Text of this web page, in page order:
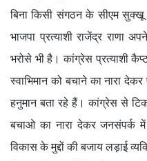
बिना किसी संगठन के सीएम
भाजपा प्रत्याशी राजेंद्र राणा
भरोसे भी है। कांग्रेस प्रत्याशी
स्वाभिमान को बचाने का नारा
हनुमान बता रहे हैं। कांग्रेस से
बचाओ का नारा देकर
विकास के मुद्दों की बजाय लड़ाई